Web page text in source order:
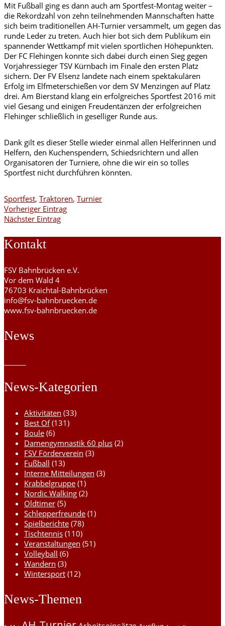
Mit Fußball ging es dann auch am Sportfest-Montag weiter –
die Rekordzahl von zehn teilnehmenden Mannschaften hatte
sich beim traditionellen AH-Turnier versammelt, um gegen das
runde Leder zu treten. Auch hier bot sich dem Publikum ein
spannender Wettkampf mit vielen sportlichen Höhepunkten.
Der FC Flehingen konnte sich dabei durch einen Sieg gegen
Vorjahressieger TSV Kürnbach im Finale den ersten Platz
sichern. Der FV Elsenz landete nach einem spektakulären
Erfolg im Elfmeterschießen vor dem SV Menzingen auf Platz
drei. Am Bierstand klang ein erfolgreiches Sportfest 2016 mit
viel Gesang und einigen Freudentänzen der erfolgreichen
Flehinger schließlich in geselliger Runde aus.
Dank gilt es dieser Stelle wieder einmal allen Helferinnen und
Helfern, den Kuchenspendern, Schiedsrichtern und allen
Organisatoren der Turniere, ohne die wir ein so tolles
Sportfest nicht durchführen könnten.
Sportfest, Traktoren, Turnier
Vorheriger Eintrag
Nächster Eintrag
Kontakt
FSV Bahnbrücken e.V.
Vor dem Wald 4
76703 Kraichtal-Bahnbrücken
info@fsv-bahnbruecken.de
www.fsv-bahnbruecken.de
News
News-Kategorien
Aktivitäten (33)
Best Of(131)
Boule (6)
Damengymnastik 60 plus (2)
FSV Förderverein (3)
Fußball (13)
Interne Mitteilungen (3)
Krabbelgruppe (1)
Nordic Walking (2)
Oldtimer (5)
Schlepperfreunde (1)
Spielberichte (78)
Tischtennis (110)
Veranstaltungen (51)
Volleyball (6)
Wandern (3)
Wintersport (12)
News-Themen